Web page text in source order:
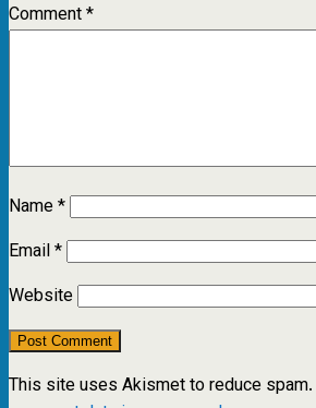
Comment*
Name*
Email*
Website
This site uses Akismet to reduce spam.